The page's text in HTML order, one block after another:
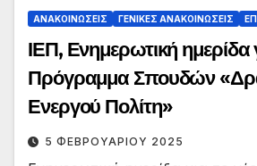
ΑΝΑΚΟΙΝΏΣΕΙΣ ΓΕΝΙΚΈΣ ΑΝΑΚΟΙΝΏΣΕΙΣ
ΙΕΠ, Ενημερωτική ημερίδα
Πρόγραμμα Σπουδών
Ενεργού Πολίτη»
5 ΦΕΒΡΟΥΑΡΊΟΥ 2025